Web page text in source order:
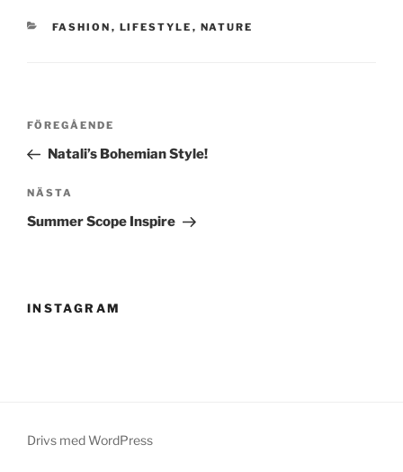
KATEGORIER
FASHION , LIFESTYLE , NATURE
Inläggsnavigering
Föregående
inlägg
FÖREGÅENDE
Natali’s Bohemian Style!
Nästa
inlägg
NÄSTA
Summer Scope Inspire
INSTAGRAM
Drivs med WordPress